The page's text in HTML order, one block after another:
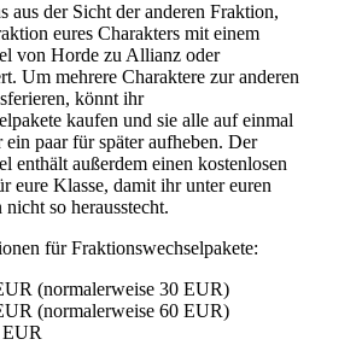
aus der Sicht der anderen Fraktion,
eures Charakters mit einem
von Horde zu Allianz oder
Um mehrere Charaktere zur anderen
könnt ihr
kaufen und sie alle auf einmal
ein paar für später aufheben. Der
enthält außerdem einen kostenlosen
eure Klasse, damit ihr unter euren
so herausstecht.
für Fraktionswechselpakete:
(normalerweise 30 EUR)
(normalerweise 60 EUR)